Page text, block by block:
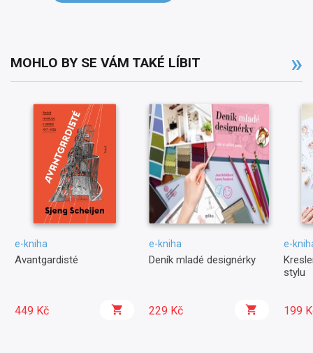
MOHLO BY SE VÁM TAKÉ LÍBIT
e-kniha
Avantgardisté
449 Kč
e-kniha
Deník mladé designérky
229 Kč
e-
stylu
199